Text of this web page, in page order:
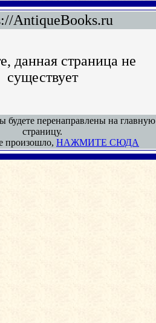
AntiqueBooks.ru
данная страница не
существует
будете перенаправлены на главную
страницу.
произошло, НАЖМИТЕ СЮДА